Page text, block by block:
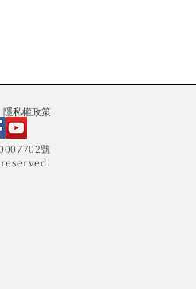
​隱私權政策
號